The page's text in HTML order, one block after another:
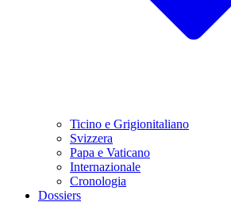
Ticino e Grigionitaliano
Svizzera
Papa e Vaticano
Internazionale
Cronologia
Dossiers